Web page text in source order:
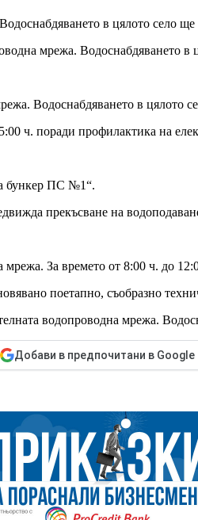
в цялото село
мрежа. Водоснабдяването в
Водоснабдяването в цялото
ч. поради профилактика на
бункер ПС №1“.
прекъсване на
За времето от 8:00 ч. до
поетапно, съобразно
водопроводна мрежа.
Добави в предпочитани в Google